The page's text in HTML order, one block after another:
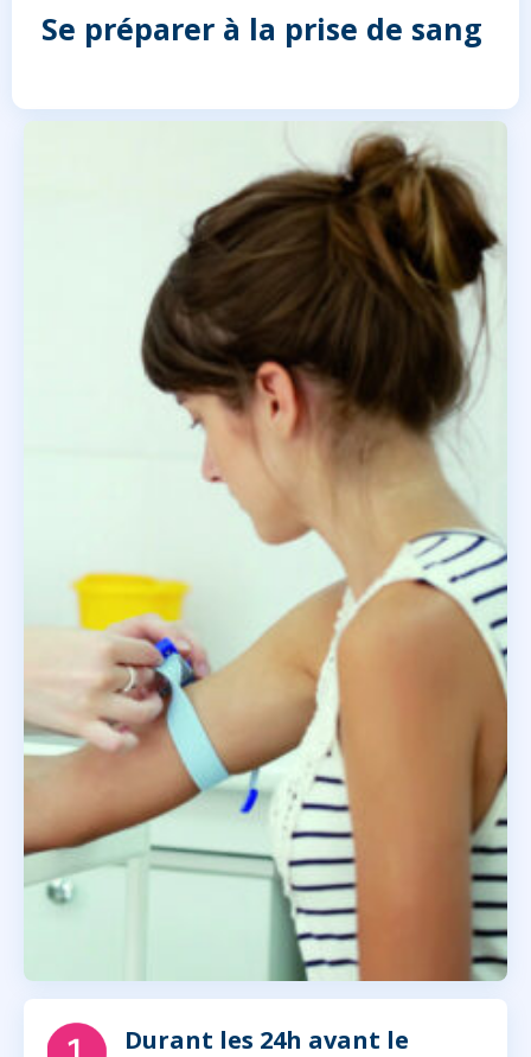
Se préparer à la prise de sang
Durant les 24h avant le